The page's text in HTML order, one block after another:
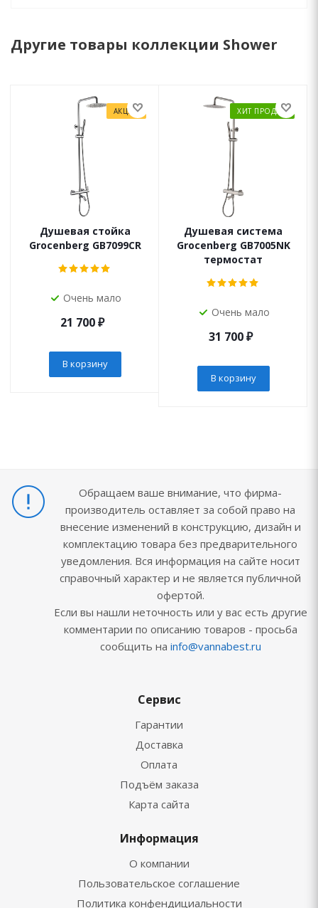
Другие товары коллекции Shower
АКЦИЯ
Душевая стойка
Grocenberg GB7099CR
Очень мало
21 700₽
В корзину
ХИТ ПРОДАЖ
Душевая система
Grocenberg GB7005NK
термостат
Очень мало
31 700₽
В корзину
Обращаем ваше внимание, что фирма-
производитель оставляет за собой право на
внесение изменений в конструкцию, дизайн и
комплектацию товара без предварительного
уведомления. Вся информация на сайте носит
справочный характер и не является публичной
офертой.
Если вы нашли неточность или у вас есть другие
комментарии по описанию товаров - просьба
сообщить на info@vannabest.ru
Сервис
Гарантии
Доставка
Оплата
Подъём заказа
Карта сайта
Информация
О компании
Пользовательское соглашение
Политика конфендициальности